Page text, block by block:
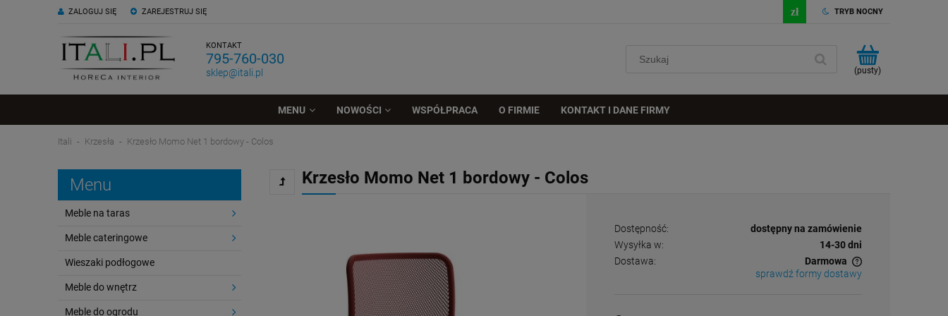
ZAREJESTRUJ SIĘ
ZALOGUJ SIĘ TRYB NOCNY
KONTAKT
795-760-030
sklep@itali.pl (pusty)
MENU NOWOŚCI WSPÓŁPRACA O FIRMIE KONTAKT I DANE FIRMY
Itali Krzesła Krzesło Momo Net 1 bordowy - Colos
Menu
Meble na taras
Meble cateringowe
Wieszaki podłogowe
Meble do wnętrz
Meble do ogrodu
Krzesło Momo Net 1 bordowy - Colos
Dostępność:
dostępny na zamówienie
Wysyłka w:
14-30 dni
Dostawa:
Darmowa
sprawdź formy dostawy